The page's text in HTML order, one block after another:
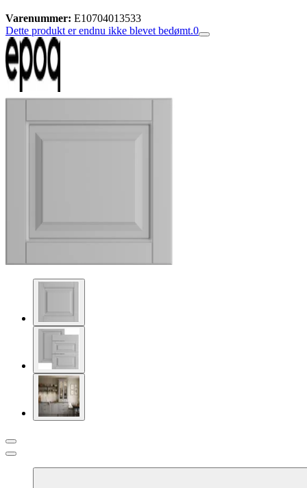
Varenummer: E10704013533
Dette produkt er endnu ikke blevet bedømt.0